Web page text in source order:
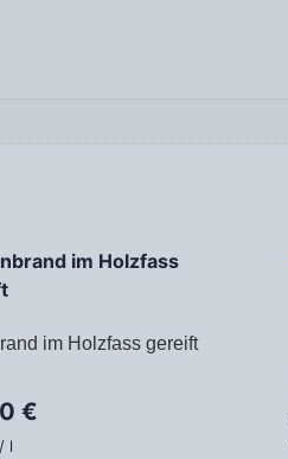
im Holzfass gereift
€
/ l